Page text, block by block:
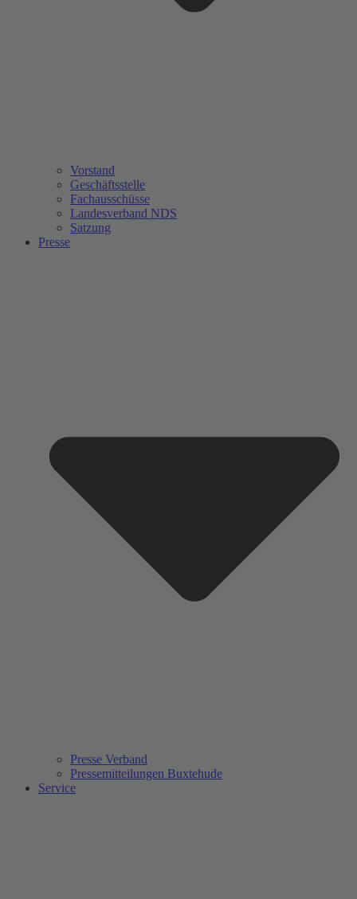
Vorstand
Geschäftsstelle
Fachausschüsse
Landesverband NDS
Satzung
Presse
Presse Verband
Pressemitteilungen Buxtehude
Service